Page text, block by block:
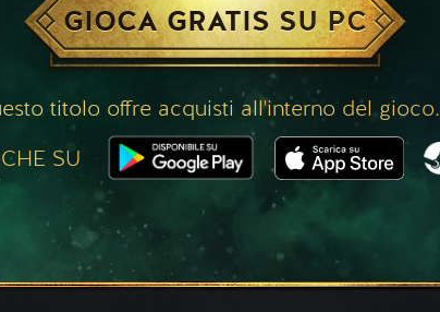
GIOCA GRATIS SU PC
titolo offre acquisti all'interno del gioco.
SU